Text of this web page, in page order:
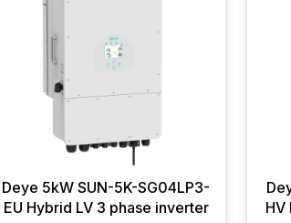
Deye 5kW SUN-5K-SG04LP3-
EU Hybrid LV 3 phase inverter
HV